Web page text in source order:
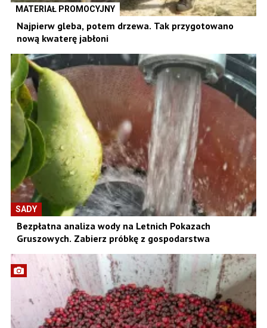
MATERIAŁ PROMOCYJNY
Najpierw gleba, potem drzewa. Tak przygotowano
nową kwaterę jabłoni
SADY
Bezpłatna analiza wody na Letnich Pokazach
Gruszowych. Zabierz próbkę z gospodarstwa